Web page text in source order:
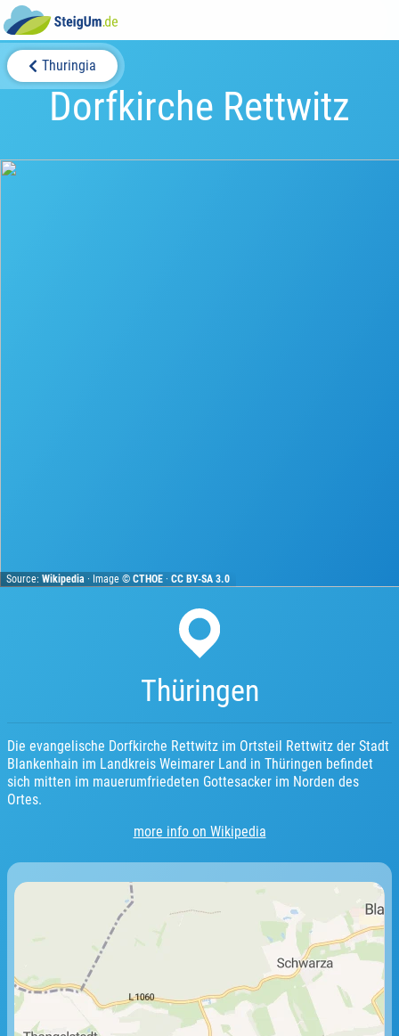
Thuringia
Dorfkirche Rettwitz
Source:Wikipedia · Image ©CTHOE ·CC BY-SA 3.0
Thüringen
Die evangelische Dorfkirche Rettwitz im Ortsteil Rettwitz der Stadt
Blankenhain im Landkreis Weimarer Land in Thüringen befindet
sich mitten im mauerumfriedeten Gottesacker im Norden des
Ortes.
more info on Wikipedia